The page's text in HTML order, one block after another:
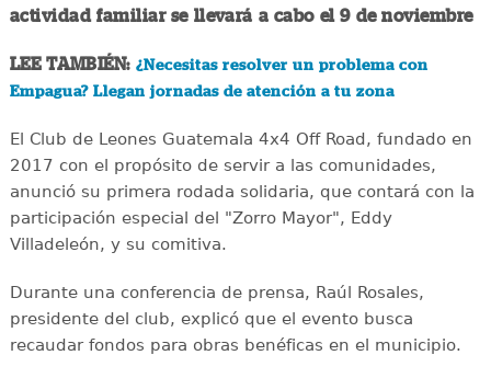
actividad familiar se llevará a cabo el 9 de noviembre
LEE TAMBIÉN: ¿Necesitas resolver un problema con
Empagua? Llegan jornadas de atención a tu zona
El Club de Leones Guatemala 4x4 Off Road, fundado en
2017 con el propósito de servir a las comunidades,
anunció su primera rodada solidaria, que contará con la
participación especial del "Zorro Mayor", Eddy
Villadeleón, y su comitiva.
Durante una conferencia de prensa, Raúl Rosales,
presidente del club, explicó que el evento busca
recaudar fondos para obras benéficas en el municipio.